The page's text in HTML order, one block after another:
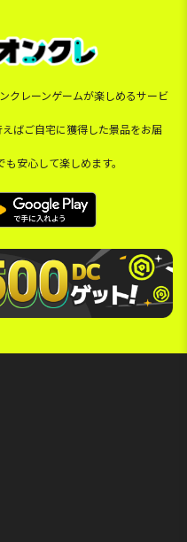
クレーンゲームが楽しめるサービ
ばご自宅に獲得した景品をお届
安心して楽しめます。